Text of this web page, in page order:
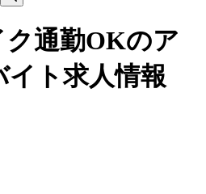
ク通勤OKのア
ト求人情報